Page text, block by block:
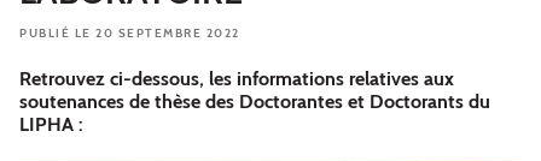
PUBLIÉ LE 20 SEPTEMBRE 2022
Retrouvez ci-dessous, les informations relatives aux
soutenances de thèse des Doctorantes et Doctorants du
LIPHA :